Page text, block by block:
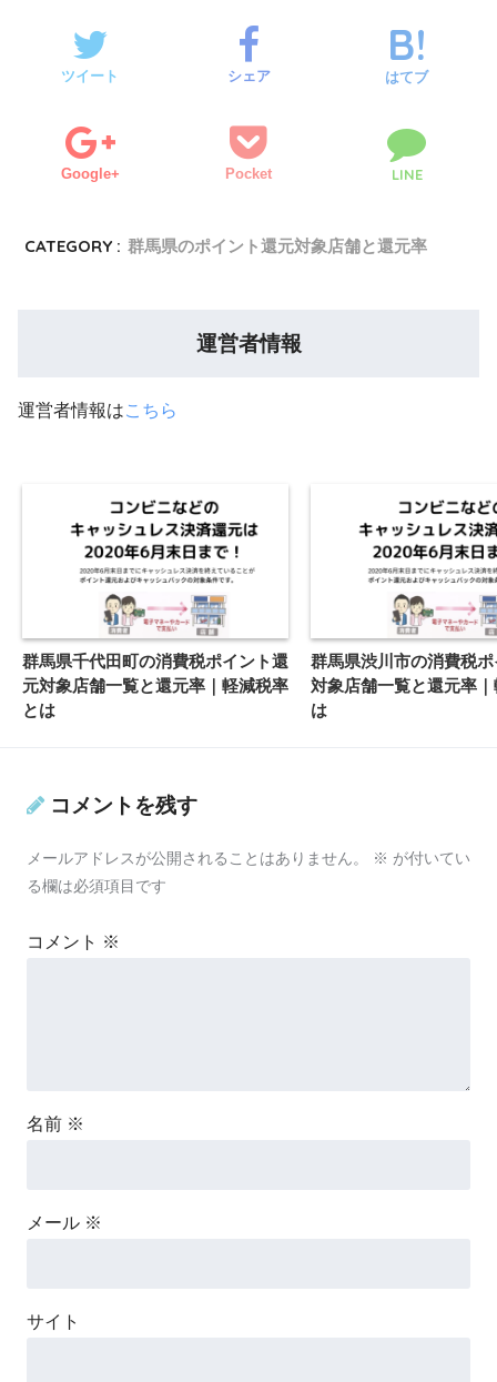
ツイート シェア はてブ
Google+ Pocket LINE
CATEGORY : 群馬県のポイント還元対象店舗と還元率
運営者情報
運営者情報はこちら
群馬県千代田町の消費税ポイント還
元対象店舗一覧と還元率｜軽減税率
とは
群馬県渋川市の消費税
対象店舗一覧と還元率
は
コメントを残す
メールアドレスが公開されることはありません。 ※ が付いてい
る欄は必須項目です
コメント ※
名前 ※
メール ※
サイト